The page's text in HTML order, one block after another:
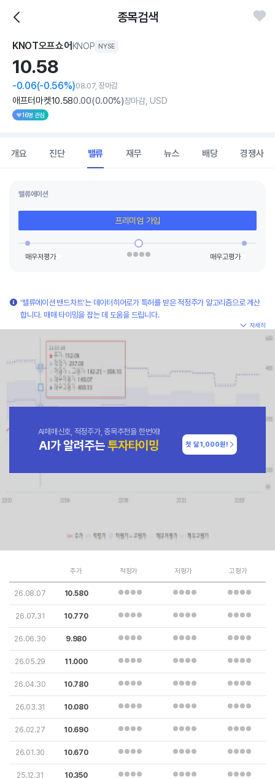
종목검색
KNOT오프쇼어 KNOP NYSE
10.58
-0.06(-0.56%)08.07, 장마감
애프터마켓10.580.00(0.00%)장마감, USD
16명 관심
개요 진단 밸류 재무 뉴스 배당 경쟁사
밸류에이션
프리미엄 가입
'밸류에이션 밴드차트'는 데이터히어로가 특허를 받은 적정주가 알고리즘으로 계산
합니다. 매매 타이밍을 잡는 데 도움을 드립니다.
자세히
AI매매신호, 적정주가, 종목추천을 한번에!
AI가 알려주는투자타이밍 첫 달1,000원!
주가 적정가 저평가 고평가
26.08.07 10.580
26.07.31 10.770
26.06.30 9.980
26.05.29 11.000
26.04.30 10.780
26.03.31 10.080
26.02.27 10.690
26.01.30 10.670
25.12.31 10.350